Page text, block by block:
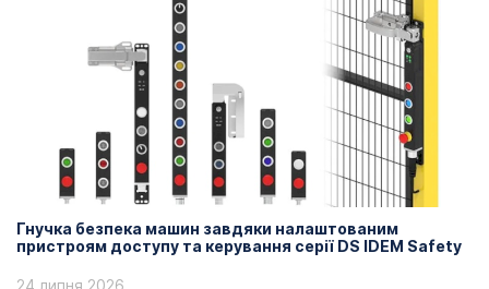
Гнучка безпека машин завдяки налаштованим
пристроям доступу та керування серії DS IDEM Safety
24 липня 2026